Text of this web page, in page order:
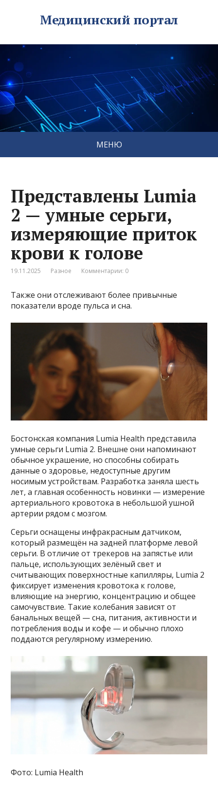
Медицинский портал
МЕНЮ
Представлены Lumia
2 — умные серьги,
измеряющие приток
крови к голове
19.11.2025 Разное Комментарии: 0
Также они отслеживают более привычные
показатели вроде пульса и сна.
Бостонская компания Lumia Health представила
умные серьги Lumia 2. Внешне они напоминают
обычное украшение, но способны собирать
данные о здоровье, недоступные другим
носимым устройствам. Разработка заняла шесть
лет, а главная особенность новинки — измерение
артериального кровотока в небольшой ушной
артерии рядом с мозгом.
Серьги оснащены инфракрасным датчиком,
который размещён на задней платформе левой
серьги. В отличие от трекеров на запястье или
пальце, использующих зелёный свет и
считывающих поверхностные капилляры, Lumia 2
фиксирует изменения кровотока к голове,
влияющие на энергию, концентрацию и общее
самочувствие. Такие колебания зависят от
банальных вещей — сна, питания, активности и
потребления воды и кофе — и обычно плохо
поддаются регулярному измерению.
Фото: Lumia Health